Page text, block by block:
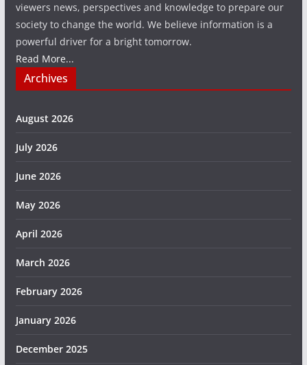
viewers news, perspectives and knowledge to prepare our
society to change the world. We believe information is a
powerful driver for a bright tomorrow.
Read More...
Archives
August 2026
July 2026
June 2026
May 2026
April 2026
March 2026
February 2026
January 2026
December 2025